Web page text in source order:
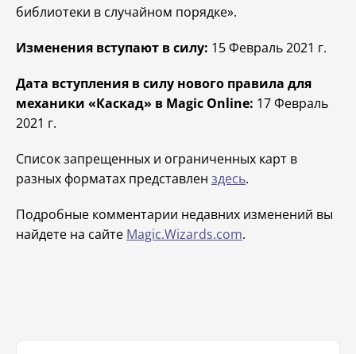
библиотеки в случайном порядке».
Изменения вступают в силу: 15 Февраль 2021 г.
Дата вступления в силу нового правила для
механики «Каскад» в Magic Online: 17 Февраль
2021 г.
Список запрещенных и ограниченных карт в
разных форматах представлен здесь.
Подробные комментарии недавних изменений вы
найдете на сайте Magic.Wizards.com.